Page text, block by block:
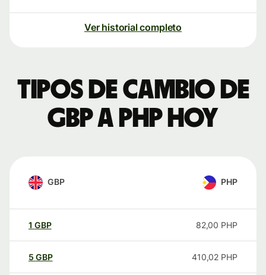
Ver historial completo
Tipos de cambio de
GBP a PHP hoy
GBP PHP
1 GBP 82,00 PHP
5 GBP 410,02 PHP